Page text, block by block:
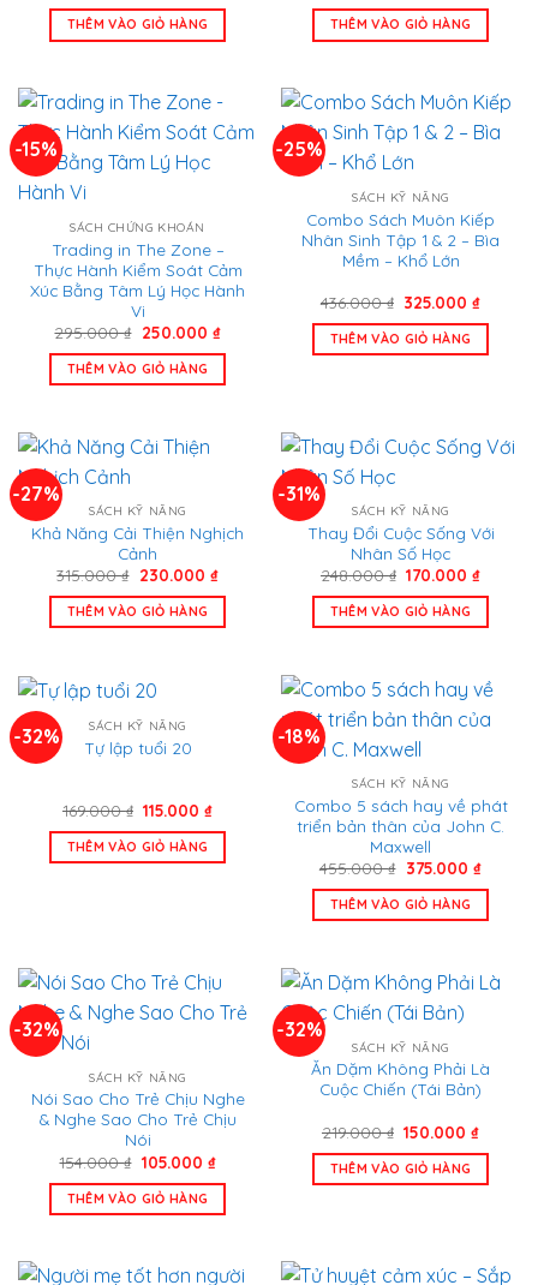
là:
169.000 ₫.
THÊM VÀO GIỎ HÀNG là:
119.000 ₫.
THÊM VÀO GIỎ HÀNG
-15%
SÁCH CHỨNG KHOÁN
Trading in The Zone –
Thực Hành Kiểm Soát Cảm
Xúc Bằng Tâm Lý Học Hành
Vi
295.000₫ Giá
là:
295.000 ₫.
250.000 ₫Giá
tại
THÊM VÀO GIỎ HÀNG
-25%
SÁCH KỸ NĂNG
Combo Sách Muôn Kiếp
Nhân Sinh Tập 1 & 2 – Bìa
Mềm – Khổ Lớn
436.000₫ Giá
là:
436.000 ₫.
325.000₫Giá
tại
THÊM VÀO GIỎ HÀNG
-27%
SÁCH KỸ NĂNG
Khả Năng Cải Thiện Nghịch
Cảnh
315.000₫ Giá
là:
315.000 ₫.
230.000 ₫Giá
tại
THÊM VÀO GIỎ HÀNG
-31%
SÁCH KỸ NĂNG
Thay Đổi Cuộc Sống Với
Nhân Số Học
248.000₫ Giá
là:
248.000 ₫.
170.000₫Giá
tại
THÊM VÀO GIỎ HÀNG
-32% SÁCH KỸ NĂNG
Tự lập tuổi 20
169.000₫ Giá
là:
169.000 ₫.
115.000₫Giá
tại
THÊM VÀO GIỎ HÀNG
-18%
SÁCH KỸ NĂNG
Combo 5 sách hay về phát
triển bản thân của John C.
Maxwell
455.000₫ Giá
là:
455.000 ₫.
375.000 ₫Giá
tại
là:
THÊM VÀO GIỎ HÀNG
-32%
SÁCH KỸ NĂNG
Nói Sao Cho Trẻ Chịu Nghe
& Nghe Sao Cho Trẻ Chịu
Nói
154.000₫ Giá
là:
154.000 ₫.
105.000 ₫Giá
tại
THÊM VÀO GIỎ HÀNG
-32%
SÁCH KỸ NĂNG
Ăn Dặm Không Phải Là
Cuộc Chiến (Tái Bản)
219.000₫ Giá
là:
219.000 ₫.
150.000₫Giá
tại
THÊM VÀO GIỎ HÀNG